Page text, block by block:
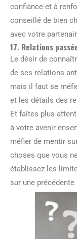
confiance et à
conseillé de bien
avec votre
17. Relations
Le désir de
de ses relations
mais il faut se
et les détails des
Et faites plus
à votre avenir
méfier de mentir
choses que vous
établissez les
sur une